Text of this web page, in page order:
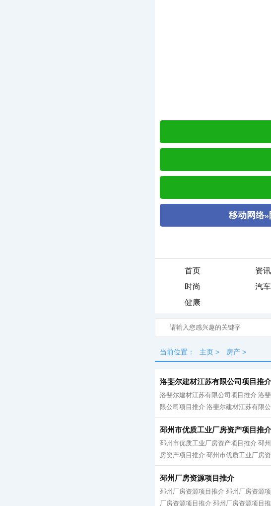
首页 资讯
时尚
汽车
健康
当前位置： 主页 > 房产 >
洛斐尔建材江苏有限公司项目推介
洛斐尔建材江苏有限公司项目推介 洛
限公司项目推介 洛斐尔建材江苏有限
邳州市优质工业厂房资产项目推介
邳州市优质工业厂房资产项目推介 邳
房资产项目推介 邳州市优质工业厂房
邳州厂房资源项目推介
邳州厂房资源项目推介 邳州厂房资源
厂房资源项目推介 邳州厂房资源项目